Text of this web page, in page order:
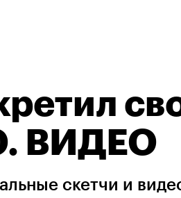
ВИДЕО
скетчи и